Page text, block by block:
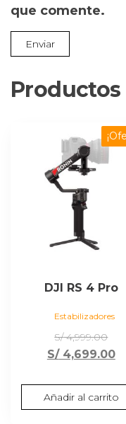
que comente.
DJI RS 4 Pro
Estabilizadores
S/4,999.00El
S/
S/4,699.00El
Añadir al carrito